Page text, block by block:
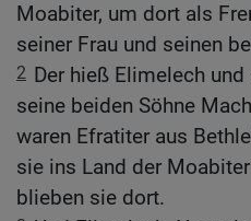
Moabiter, um dort als
seiner Frau und seinen
2 Der hieß Elimelech
seine beiden Söhne
waren Efratiter aus
sie ins Land der
blieben sie dort.